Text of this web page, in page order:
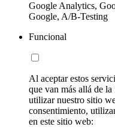
Google Analytics,
Google, A/B-Testing
Funcional
Al aceptar estos
que van más allá de
utilizar nuestro sitio
consentimiento,
en este sitio web: